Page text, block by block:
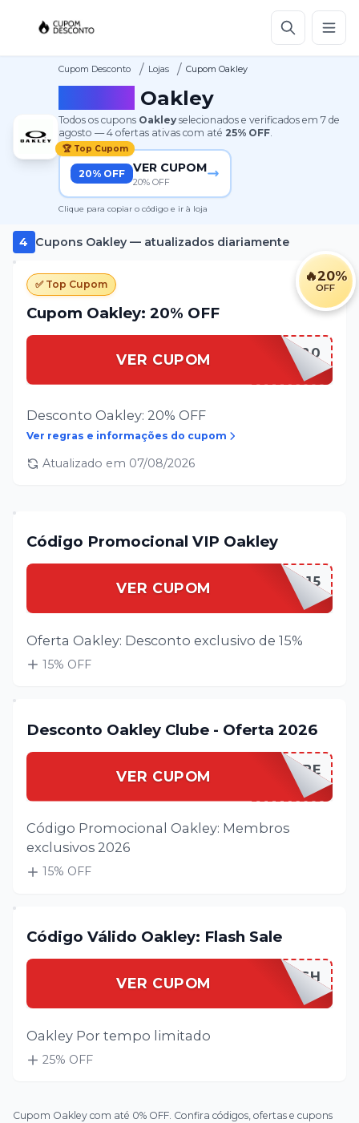
Cupom Desconto / Lojas / Cupom Oakley
Oakley
Todos os cupons Oakleyselecionados e verificados em 7 de
agosto —4 ofertas ativas com até 25% OFF.
🏆 Top Cupom
20% OFF VER CUPOM
20% OFF
Clique para copiar o código e ir à loja
4 Cupons Oakley— atualizados diariamente
🔥20%
OFF
✅ Top Cupom
Cupom Oakley: 20% OFF
VER CUPOM EXTRA20
Desconto Oakley: 20% OFF
Ver regras e informações do cupom
Atualizado em 07/08/2026
Código Promocional VIP Oakley
VER CUPOM OAKLEYVIP15
Oferta Oakley: Desconto exclusivo de 15%
15% OFF
Desconto Oakley Clube - Oferta 2026
VER CUPOM OAKLEYCLUBE
Código Promocional Oakley: Membros
exclusivos 2026
15% OFF
Código Válido Oakley: Flash Sale
VER CUPOM OAKLEYFLASH
Oakley Por tempo limitado
25% OFF
Cupom Oakley com até 0% OFF. Confira códigos, ofertas e cupons